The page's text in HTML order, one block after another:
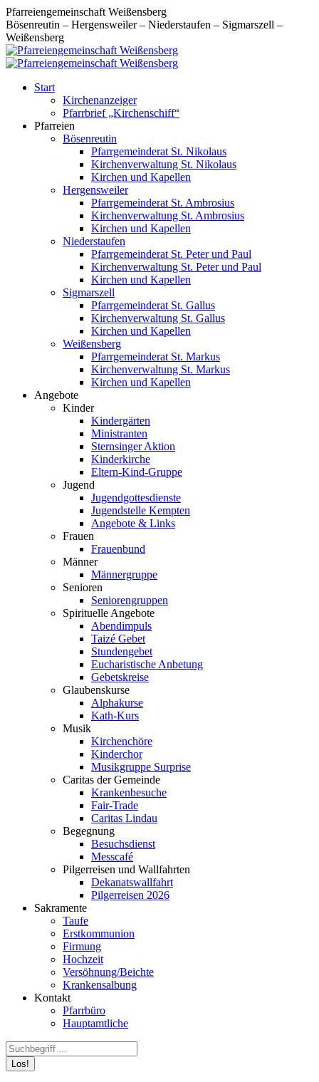
Zum
Inhalt
springen
Pfarreiengemeinschaft Weißensberg
Bösenreutin – Hergensweiler – Niederstaufen – Sigmarszell –
Weißensberg
Start
Kirchenanzeiger
Pfarrbrief „Kirchenschiff“
Pfarreien
Bösenreutin
Pfarrgemeinderat St. Nikolaus
Kirchenverwaltung St. Nikolaus
Kirchen und Kapellen
Hergensweiler
Pfarrgemeinderat St. Ambrosius
Kirchenverwaltung St. Ambrosius
Kirchen und Kapellen
Niederstaufen
Pfarrgemeinderat St. Peter und Paul
Kirchenverwaltung St. Peter und Paul
Kirchen und Kapellen
Sigmarszell
Pfarrgemeinderat St. Gallus
Kirchenverwaltung St. Gallus
Kirchen und Kapellen
Weißensberg
Pfarrgemeinderat St. Markus
Kirchenverwaltung St. Markus
Kirchen und Kapellen
Angebote
Kinder
Kindergärten
Ministranten
Sternsinger Aktion
Kinderkirche
Eltern-Kind-Gruppe
Jugend
Jugendgottesdienste
Jugendstelle Kempten
Angebote & Links
Frauen
Frauenbund
Männer
Männergruppe
Senioren
Seniorengruppen
Spirituelle Angebote
Abendimpuls
Taizé Gebet
Stundengebet
Eucharistische Anbetung
Gebetskreise
Glaubenskurse
Alphakurse
Kath-Kurs
Musik
Kirchenchöre
Kinderchor
Musikgruppe Surprise
Caritas der Gemeinde
Krankenbesuche
Fair-Trade
Caritas Lindau
Begegnung
Besuchsdienst
Messcafé
Pilgerreisen und Wallfahrten
Dekanatswallfahrt
Pilgerreisen 2026
Sakramente
Taufe
Erstkommunion
Firmung
Hochzeit
Versöhnung/Beichte
Krankensalbung
Kontakt
Pfarrbüro
Hauptamtliche
Search: